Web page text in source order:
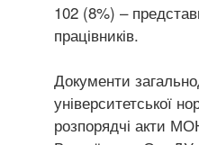
102 (8%) –
працівників.
Документи
університетської
розпорядчі акти